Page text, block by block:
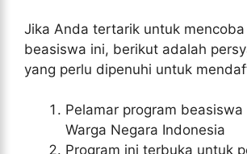
Jika Anda tertarik untuk mencoba
beasiswa ini, berikut adalah
yang perlu dipenuhi untuk
Pelamar program beasiswa
Warga Negara Indonesia
Program ini terbuka untuk